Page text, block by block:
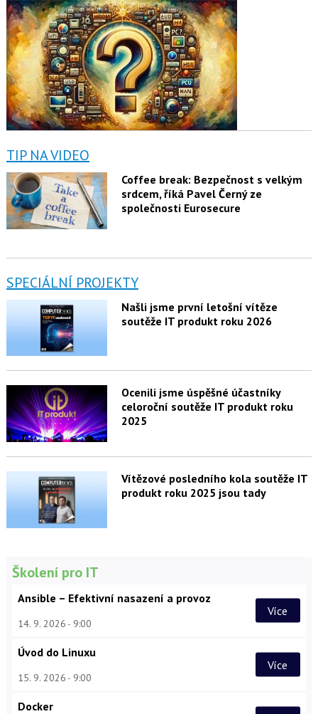
TIP NA VIDEO
Coffee break: Bezpečnost s velkým
srdcem, říká Pavel Černý ze
společnosti Eurosecure
SPECIÁLNÍ PROJEKTY
Našli jsme první letošní vítěze
soutěže IT produkt roku 2026
Ocenili jsme úspěšné účastníky
celoroční soutěže IT produkt roku
2025
Vítězové posledního kola soutěže IT
produkt roku 2025 jsou tady
Školení pro IT
Ansible – Efektivní nasazení a provoz
14. 9. 2026 9:00
Více
Úvod do Linuxu
15. 9. 2026 9:00
Více
Docker